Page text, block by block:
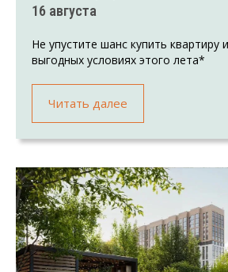
16 августа
Не упустите шанс купить квартиру
выгодных условиях этого лета*
Читать далее